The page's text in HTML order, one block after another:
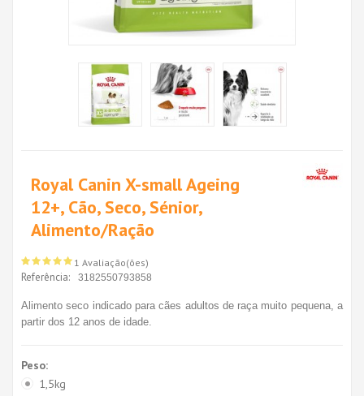
Royal Canin X-small Ageing
12+, Cão, Seco, Sénior,
Alimento/Ração
1 Avaliação(ões)
Referência: 3182550793858
Alimento seco indicado para cães adultos de raça muito pequena, a
partir dos 12 anos de idade.
Peso:
1,5kg